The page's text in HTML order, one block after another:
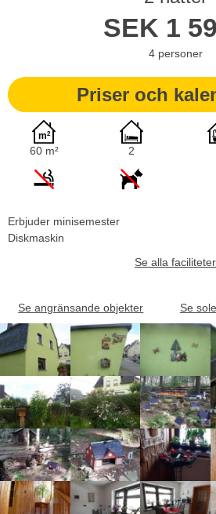
SEK 1
4 personer
Priser och
60 m² 2
Erbjuder minisemester
Diskmaskin
Se alla faciliteter
Se angränsande objekter Se